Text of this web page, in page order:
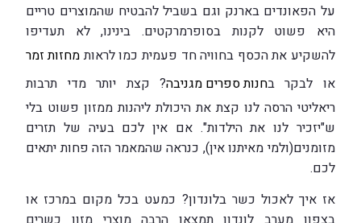
על הפאונדים בארנק וגם בשביל להבטיח שהמוצרים טריים
היא פשוט לקנות בסופרמרקטים. בינינו, לא תעדיפו
להשקיע את הכסף בחוויה חד פעמית כמו לראותמחזות זמר
או לבקר בחנות ספרים מגניבה? קצת יותר מדי תרבות
ריאליטי הרסה לנו קצת את היכולת ליהנות ממזון פשוט בלי
ש"יזכיר לנו את הילדות". אם אין לכם בעיה של תזרים
מזומנים(ולמי מאיתנו אין), כנראה שהמאמר הזה פחות יתאים
לכם.
אז איך לאכול כשר בלונדון? כמעט בכל מקום במרכז או